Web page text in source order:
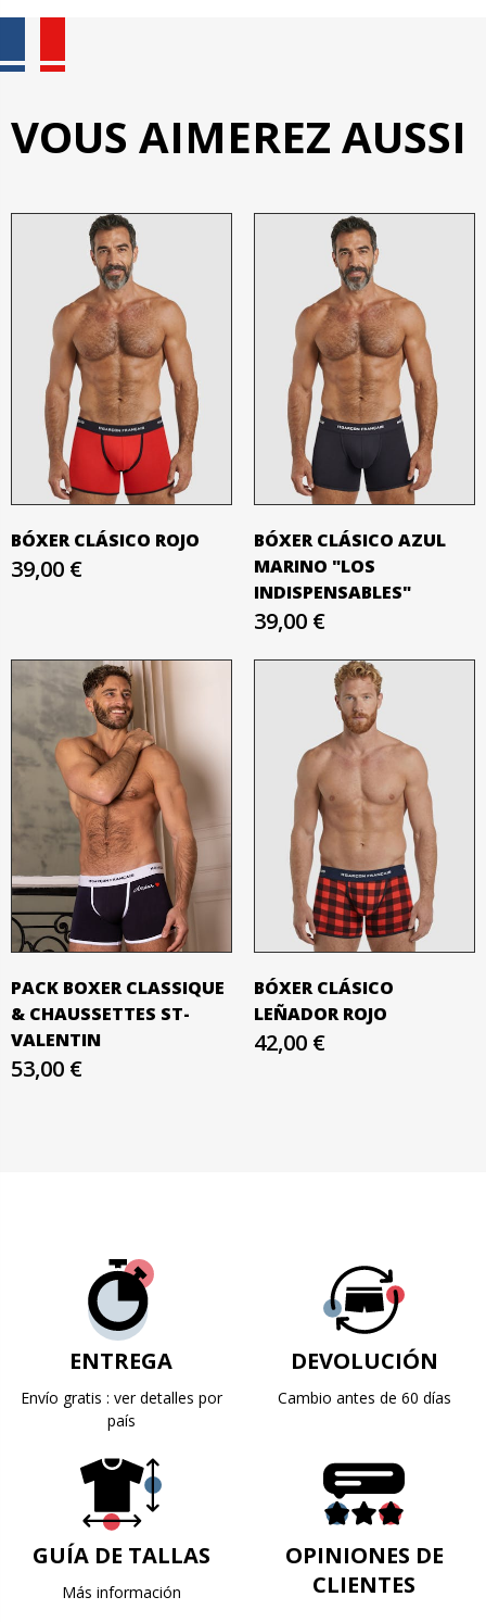
VOUS AIMEREZ AUSSI
BÓXER CLÁSICO ROJO
39,00 €
BÓXER CLÁSICO AZUL
MARINO "LOS
INDISPENSABLES"
39,00 €
PACK BOXER CLASSIQUE
& CHAUSSETTES ​ST-
VALENTIN
53,00 €
BÓXER CLÁSICO
LEÑADOR ROJO
42,00 €
ENTREGA
Envío gratis : ver detalles por
país
DEVOLUCIÓN
Cambio antes de 60 días
GUÍA DE TALLAS
Más información
OPINIONES DE
CLIENTES